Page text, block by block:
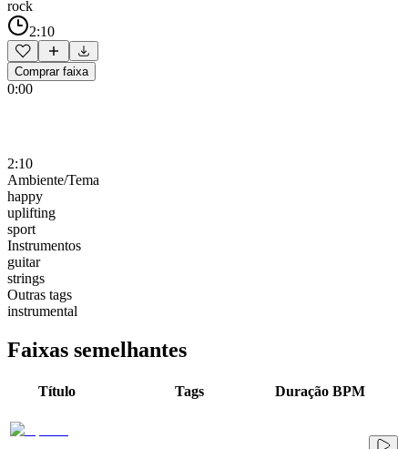
rock
2:10
Comprar faixa
0:00
2:10
Ambiente/Tema
happy
uplifting
sport
Instrumentos
guitar
strings
Outras tags
instrumental
Faixas semelhantes
Título Tags Duração BPM